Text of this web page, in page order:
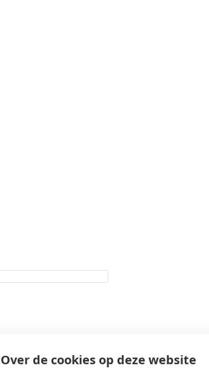
Over de cookies op deze website